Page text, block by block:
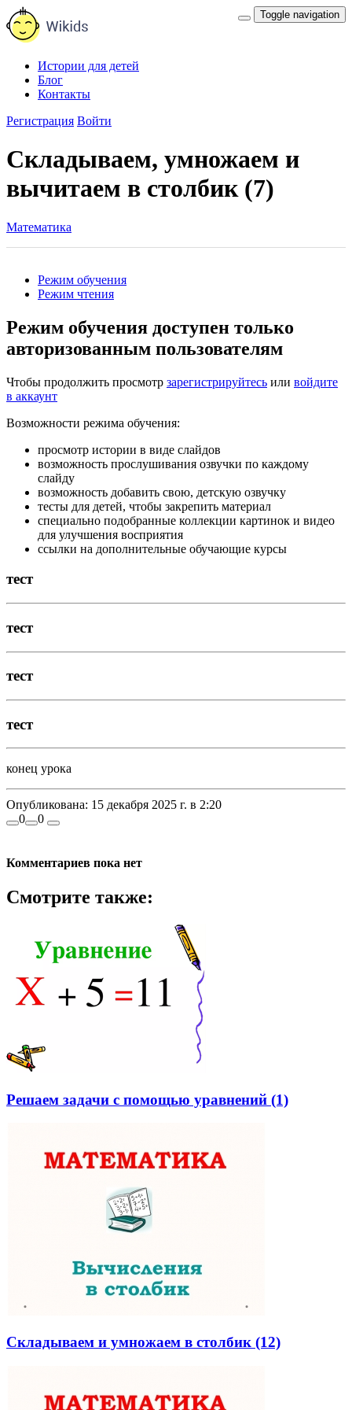
Toggle navigation
Истории для детей
Блог
Контакты
Регистрация Войти
Складываем, умножаем и
вычитаем в столбик (7)
Математика
Режим обучения
Режим чтения
Режим обучения доступен только
авторизованным пользователям
Чтобы продолжить просмотр зарегистрируйтесь или войдите
в аккаунт
Возможности режима обучения:
просмотр истории в виде слайдов
возможность прослушивания озвучки по каждому
слайду
возможность добавить свою, детскую озвучку
тесты для детей, чтобы закрепить материал
специально подобранные коллекции картинок и видео
для улучшения восприятия
ссылки на дополнительные обучающие курсы
тест
тест
тест
тест
конец урока
Опубликована: 15 декабря 2025 г. в 2:20
0
0
Комментариев пока нет
Смотрите также:
Решаем задачи с помощью уравнений (1)
Складываем и умножаем в столбик (12)